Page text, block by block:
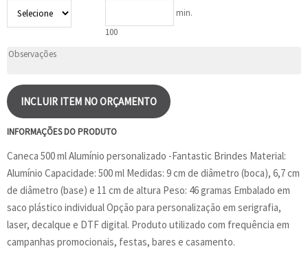
min.
100
INCLUIR ITEM NO ORÇAMENTO
INFORMAÇÕES DO PRODUTO
Caneca 500 ml Alumínio personalizado -Fantastic Brindes Material:
Alumínio Capacidade: 500 ml Medidas: 9 cm de diâmetro (boca), 6,7 cm
de diâmetro (base) e 11 cm de altura Peso: 46 gramas Embalado em
saco plástico individual Opção para personalização em serigrafia,
laser, decalque e DTF digital. Produto utilizado com frequência em
campanhas promocionais, festas, bares e casamento.